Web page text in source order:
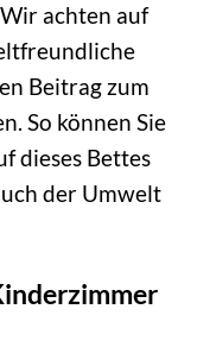
achten auf
Beitrag zum
So können Sie
dieses Bettes
der Umwelt